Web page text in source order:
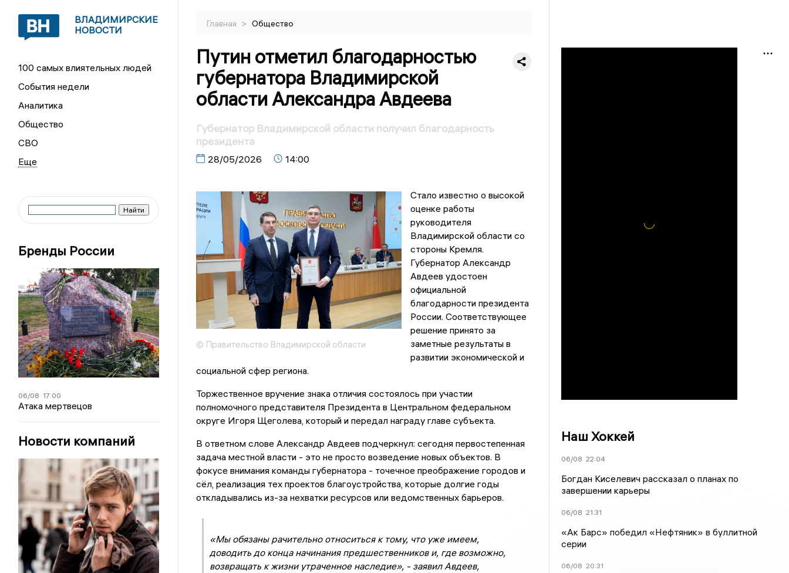
ВЛАДИМИРСКИЕ
НОВОСТИ
100 самых влиятельных людей
События недели
Аналитика
Общество
СВО
Бренды России
06/08 17:00
Атака мертвецов
Новости компаний
Главная > Общество
Путин отметил благодарностью
губернатора Владимирской
области Александра Авдеева
Губернатор Владимирской области получил благодарность
президента
28/05/2026 14:00
© Правительство Владимирской области
Стало известно о высокой
оценке работы
руководителя
Владимирской области со
стороны Кремля.
Губернатор Александр
Авдеев удостоен
официальной
благодарности президента
России. Соответствующее
решение принято за
заметные результаты в
развитии экономической и
социальной сфер региона.
Торжественное вручение знака отличия состоялось при участии
полномочного представителя Президента в Центральном федеральном
округе Игоря Щеголева, который и передал награду главе субъекта.
В ответном слове Александр Авдеев подчеркнул: сегодня первостепенная
задача местной власти - это не просто возведение новых объектов. В
фокусе внимания команды губернатора - точечное преображение городов и
сёл, реализация тех проектов благоустройства, которые долгие годы
откладывались из-за нехватки ресурсов или ведомственных барьеров.
«Мы обязаны рачительно относиться к тому, что уже имеем,
доводить до конца начинания предшественников и, где возможно,
возвращать к жизни утраченное наследие», - заявил Авдеев,
Наш Хоккей
06/08 22:04
Богдан Киселевич рассказал о планах по
завершении карьеры
06/08 21:31
«Ак Барс» победил «Нефтяник» в буллитной
серии
06/08 20:31